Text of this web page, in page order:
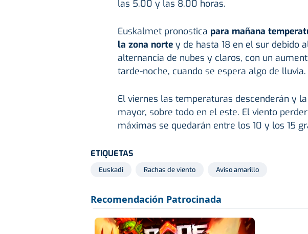
las 5.00 y las 8.00 horas.
Euskalmet pronostica para mañana
la zona nortey de hasta 18 en el sur debido
alternancia de nubes y claros, con un
tarde-noche, cuando se espera algo de lluvia.
El viernes las temperaturas descenderán y
mayor, sobre todo en el este. El viento
máximas se quedarán entre los 10 y los 15
ETIQUETAS
Euskadi Rachas de viento Aviso amarillo